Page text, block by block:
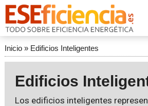
Inicio» Edificios Inteligentes
Edificios
Los edificios inteligentes